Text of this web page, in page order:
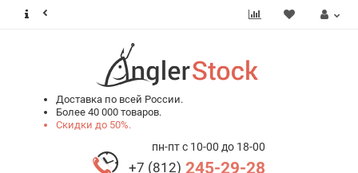
Доставка по всей России.
Более 40 000 товаров.
Скидки до 50%.
пн-пт с 10-00 до 18-00
+7 (812) 245-29-28